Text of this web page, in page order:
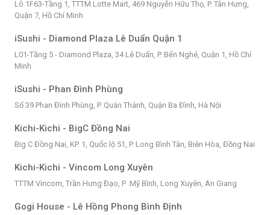
Lô 1F63-Tầng 1, TTTM Lotte Mart, 469 Nguyễn Hữu Thọ, P. Tân Hưng,
Quận 7, Hồ Chí Minh
iSushi - Diamond Plaza Lê Duẩn Quận 1
L01-Tầng 5 - Diamond Plaza, 34 Lê Duẩn, P. Bến Nghé, Quận 1, Hồ Chí
Minh
iSushi - Phan Đình Phùng
Số 39 Phan Đình Phùng, P. Quán Thánh, Quận Ba Đình, Hà Nội
Kichi-Kichi - BigC Đồng Nai
Big C Đồng Nai, KP. 1, Quốc lộ 51, P. Long Bình Tân, Biên Hòa, Đồng Nai
Kichi-Kichi - Vincom Long Xuyên
TTTM Vincom, Trần Hưng Đạo, P .Mỹ Bình, Long Xuyên, An Giang
Gogi House - Lê Hồng Phong Bình Định